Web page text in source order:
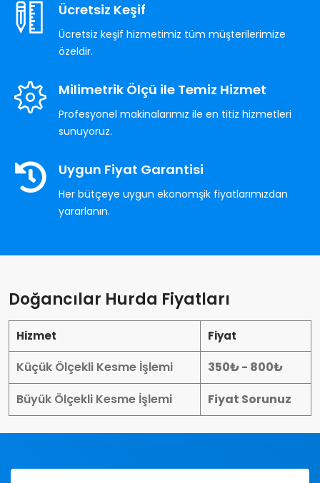
Ücretsiz Keşif
Ücretsiz keşif hizmetimiz tüm müşterilerimize
özeldir.
Milimetrik Ölçü ile Temiz Hizmet
Profesyonel makinalarımız ile en titiz hizmetleri
sunuyoruz.
Uygun Fiyat Garantisi
Her bütçeye uygun ekonomşik fiyatlarımızdan
yararlanın.
Doğancılar Hurda Fiyatları
Hizmet Fiyat
Küçük Ölçekli Kesme İşlemi
350₺ - 800₺
Büyük Ölçekli Kesme İşlemi
Fiyat Sorunuz